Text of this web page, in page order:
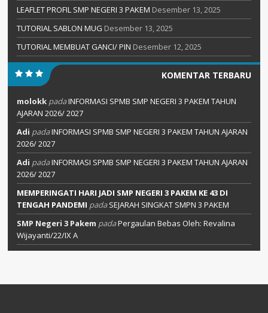
LEAFLET PROFIL SMP NEGERI 3 PAKEM Desember 13, 2025
TUTORIAL SABLON MUG Desember 13, 2025
TUTORIAL MEMBUAT GANCI/ PIN Desember 12, 2025
KOMENTAR TERBARU
molokk padaINFORMASI SPMB SMP NEGERI 3 PAKEM TAHUN
AJARAN 2026/ 2027
Adi padaINFORMASI SPMB SMP NEGERI 3 PAKEM TAHUN AJARAN
2026/ 2027
Adi padaINFORMASI SPMB SMP NEGERI 3 PAKEM TAHUN AJARAN
2026/ 2027
MEMPERINGATI HARI JADI SMP NEGERI 3 PAKEM KE 43 DI
TENGAH PANDEMI padaSEJARAH SINGKAT SMPN 3 PAKEM
SMP Negeri 3 Pakem padaPergaulan Bebas Oleh: Revalina
Wijayanti/22/IX A